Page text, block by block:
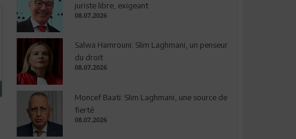
juriste libre, exigeant
08.07.2026
Salwa Hamrouni: Slim Laghmani, un penseur
du droit
08.07.2026
Moncef Baati: Slim Laghmani, une source de
fierté
08.07.2026